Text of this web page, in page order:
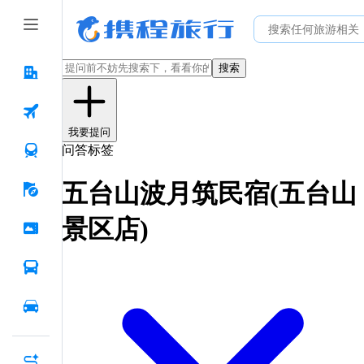
搜索
我要提问
问答标签
五台山波月筑民宿(五台山
景区店)